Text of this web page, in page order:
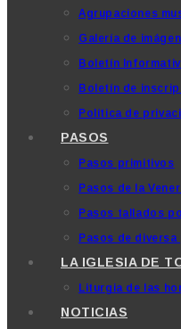
Agrupaciones
Galería de
Boletín
Boletín de
Política de
PASOS
Pasos primitivos
Pasos de la
Pasos tallados
Pasos de
LA IGLESIA DE
Liturgia de las
NOTICIAS